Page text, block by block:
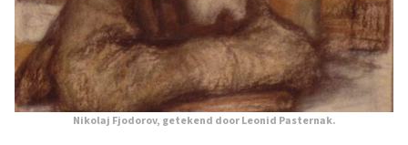
Nikolaj Fjodorov, getekend door Leonid Pasternak.